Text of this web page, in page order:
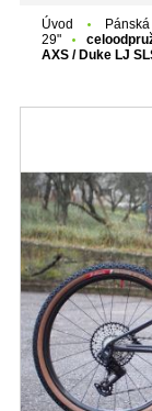
Úvod
29"
AXS / Duke LJ